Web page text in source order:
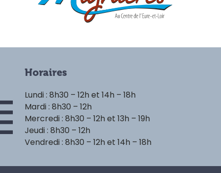
Horaires
Lundi : 8h30 – 12h et 14h – 18h
Mardi : 8h30 – 12h
Mercredi : 8h30 – 12h et 13h – 19h
Jeudi : 8h30 – 12h
Vendredi : 8h30 – 12h et 14h – 18h